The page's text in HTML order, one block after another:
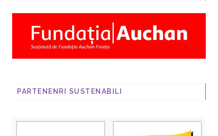
PARTENENRI SUSTENABILI